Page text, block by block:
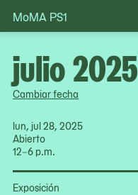
Skip
to
MoMA PS1
Cambiar fecha
lun, jul 28, 2025
Abierto
12–6 p.m.
Exposición
julio 2025